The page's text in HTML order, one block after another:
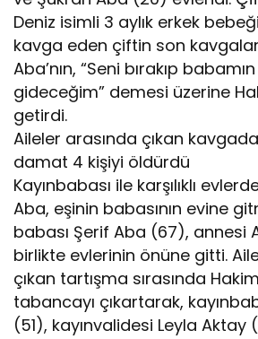
Deniz isimli 3 aylık erkek
kavga eden çiftin son
Aba’nın, “Seni bırakıp
gideceğim” demesi üzerine
getirdi.
Aileler arasında çıkan kavgada
damat 4 kişiyi öldürdü
Kayınbabası ile karşılıklı
Aba, eşinin babasının evine
babası Şerif Aba (67), annesi
birlikte evlerinin önüne gitti.
çıkan tartışma sırasında
tabancayı çıkartarak,
(51), kayınvalidesi Leyla Aktay